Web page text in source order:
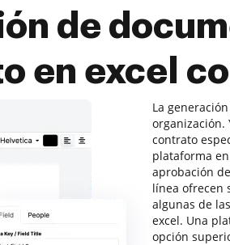
de
en excel
La
organización.
contrato
plataforma
aprobación
línea ofrecen
algunas de
excel. Una
opción